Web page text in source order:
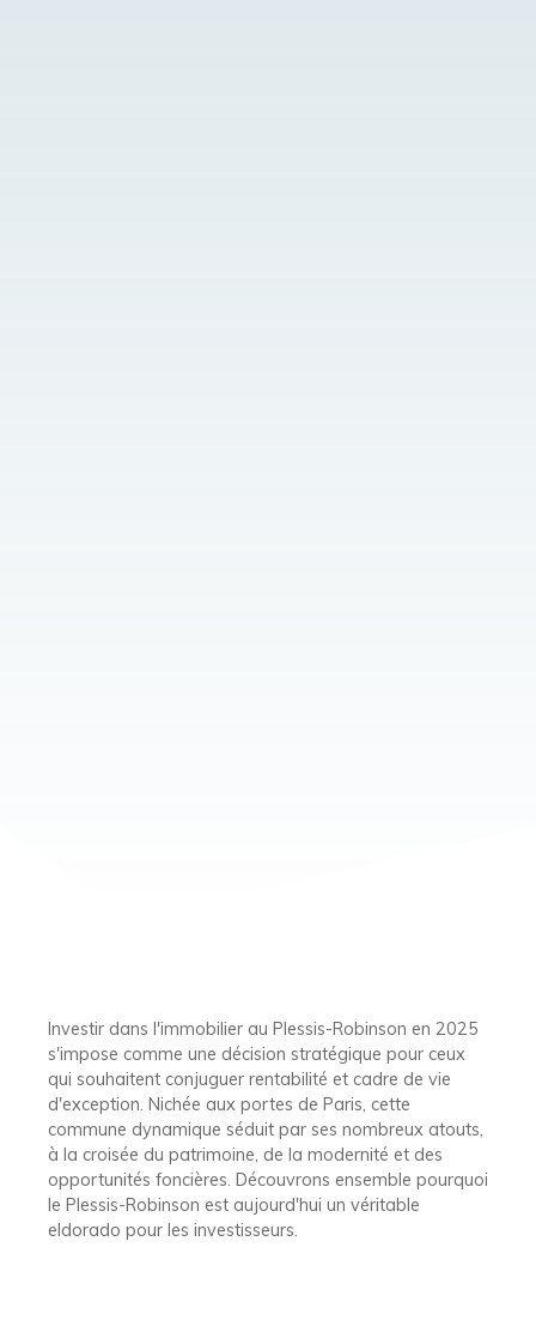
Investir dans l'immobilier au Plessis-Robinson en 2025
s'impose comme une décision stratégique pour ceux
qui souhaitent conjuguer rentabilité et cadre de vie
d'exception. Nichée aux portes de Paris, cette
commune dynamique séduit par ses nombreux atouts,
à la croisée du patrimoine, de la modernité et des
opportunités foncières. Découvrons ensemble pourquoi
le Plessis-Robinson est aujourd'hui un véritable
eldorado pour les investisseurs.